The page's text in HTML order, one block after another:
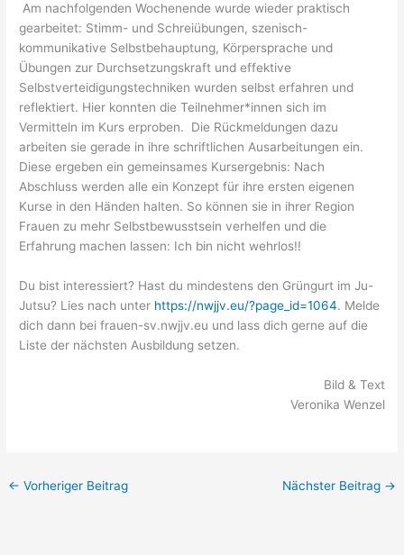
Am nachfolgenden Wochenende wurde wieder praktisch
gearbeitet: Stimm- und Schreiübungen, szenisch-
kommunikative Selbstbehauptung, Körpersprache und
Übungen zur Durchsetzungskraft und effektive
Selbstverteidigungstechniken wurden selbst erfahren und
reflektiert. Hier konnten die Teilnehmer*innen sich im
Vermitteln im Kurs erproben. Die Rückmeldungen dazu
arbeiten sie gerade in ihre schriftlichen Ausarbeitungen ein.
Diese ergeben ein gemeinsames Kursergebnis: Nach
Abschluss werden alle ein Konzept für ihre ersten eigenen
Kurse in den Händen halten. So können sie in ihrer Region
Frauen zu mehr Selbstbewusstsein verhelfen und die
Erfahrung machen lassen: Ich bin nicht wehrlos!!
Du bist interessiert? Hast du mindestens den Grüngurt im Ju-
Jutsu? Lies nach unter https://nwjjv.eu/?page_id=1064. Melde
dich dann bei frauen-sv.nwjjv.eu und lass dich gerne auf die
Liste der nächsten Ausbildung setzen.
Bild & Text
Veronika Wenzel
← Vorheriger Beitrag Nächster Beitrag →